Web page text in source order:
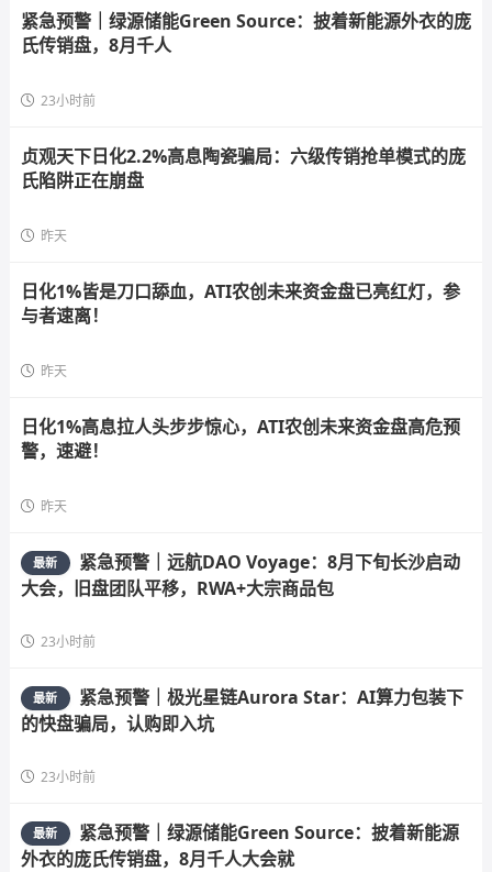
紧急预警｜绿源储能Green Source：披着新能源外衣的庞
氏传销盘，8月千人
23小时前
贞观天下日化2.2%高息陶瓷骗局：六级传销抢单模式的庞
氏陷阱正在崩盘
昨天
日化1%皆是刀口舔血，ATI农创未来资金盘已亮红灯，参
与者速离！
昨天
日化1%高息拉人头步步惊心，ATI农创未来资金盘高危预
警，速避！
昨天
最新
紧急预警｜远航DAO Voyage：8月下旬长沙启动
大会，旧盘团队平移，RWA+大宗商品包
23小时前
最新
紧急预警｜极光星链Aurora Star：AI算力包装下
的快盘骗局，认购即入坑
23小时前
最新
紧急预警｜绿源储能Green Source：披着新能源
外衣的庞氏传销盘，8月千人大会就